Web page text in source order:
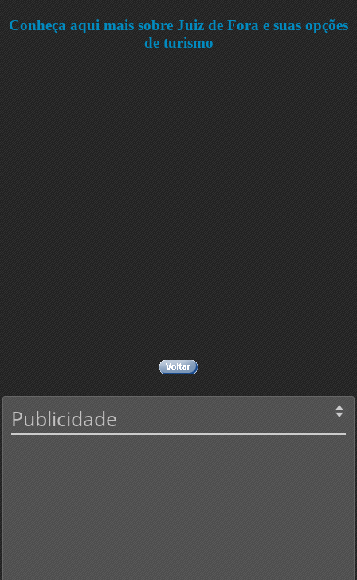
Conheça aqui mais sobre Juiz de Fora e suas opções
de turismo
Publicidade